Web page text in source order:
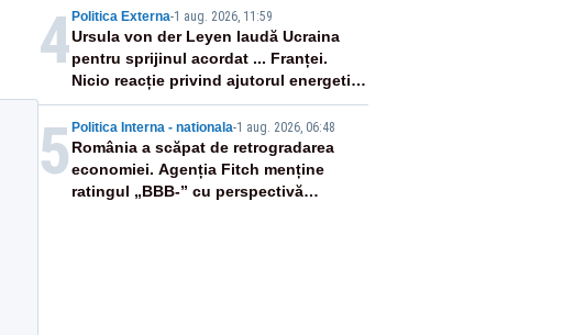
4 Politica Externa-1 aug. 2026, 11:59
Ursula von der Leyen laudă Ucraina
pentru sprijinul acordat ... Franței.
Nicio reacție privind ajutorul energetic
promis României
5 Politica Interna - nationala-1 aug. 2026, 06:48
România a scăpat de retrogradarea
economiei. Agenția Fitch menține
ratingul „BBB-” cu perspectivă